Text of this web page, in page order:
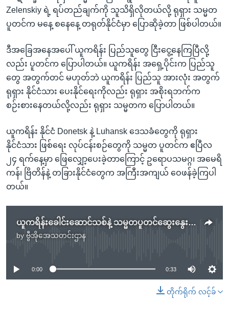
Zelenskiy ရဲ့ ရပ်တည်ချက်ကို သူသိရှိလိုတယ်လို့ ရုရှား သမ္မတ
ပူတင်က မနေ့ စနေနေ့ တရုတ်နိုင်ငံမှာ ပြောဆိုခဲ့တာ ဖြစ်ပါတယ်။
ဒီအခြေအနေအပေါ် ယူကရိန်း ပြည်သူတွေ ငြီးငွေ့နေကြပြီလို့
လည်း ပူတင်က ပြောပါတယ်။ ယူကရိန်း အရှေ့ပိုင်းက ပြည်သူ
တွေ အတွက်တင် မဟုတ်ဘဲ ယူကရိန်း ပြည်သူ အားလုံး အတွက်
ရုရှား နိုင်ငံသား ပေးနိုင်ရေးကိုလည်း ရုရှား အစိုးရဘက်က
စဉ်းစားနေတယ်လို့လည်း ရုရှား သမ္မတက ပြောပါတယ်။
ယူကရိန်း နိုင်ငံ Donetsk နဲ့ Luhansk ဒေသခံတွေကို ရုရှား
နိုင်ငံသား ဖြစ်ရေး လုပ်ငန်းစဉ်တွေကို သမ္မတ ပူတင်က ဧပြီလ
၂၄ ရက်နေ့မှာ ဖြေလျှော့ပေးခဲ့တာကြောင့် ဥရောပသမဂ္ဂ၊ အမေရိ
ကန်၊ ဗြိတိန်နဲ့ တခြားနိုင်ငံတွေက အကြီးအကျယ် ဝေဖန်ခဲ့ကြပါ
တယ်။
ယူကရိန်းခေါင်းဆောင်သစ်နဲ့ သမ္မတပူတင်ဆွေးနွေးလို
by ဗွီအိုအေသတင်းဌာန
No media source currently available
0:00 0:33
တိုက်ရိုက် လင့်ခ်